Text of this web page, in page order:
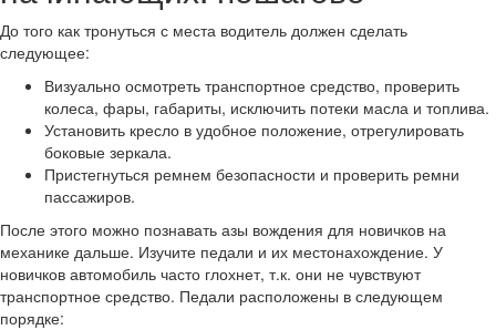
До того как тронуться с места водитель должен сделать
следующее:
Визуально осмотреть транспортное средство, проверить
колеса, фары, габариты, исключить потеки масла и топлива.
Установить кресло в удобное положение, отрегулировать
боковые зеркала.
Пристегнуться ремнем безопасности и проверить ремни
пассажиров.
После этого можно познавать азы вождения для новичков на
механике дальше. Изучите педали и их местонахождение. У
новичков автомобиль часто глохнет, т.к. они не чувствуют
транспортное средство. Педали расположены в следующем
порядке: